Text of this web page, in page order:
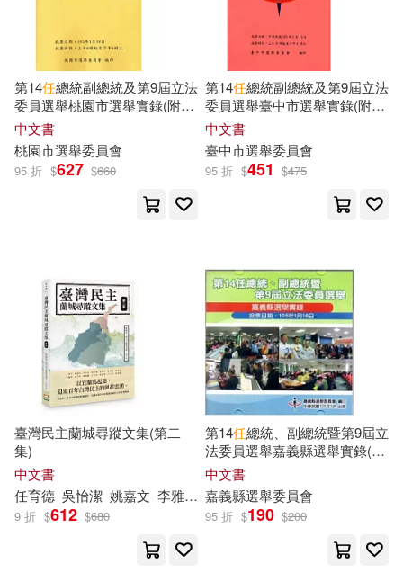
永山由貴(23) 理想·宅(23)
立金銀行培訓中心教材編寫組(23)
胡劭安(23) 陳銘磻(23)
「天路公考」專家團隊編(22)
キムラダイスケ(22)
中央銀行(22) 今 市子(22)
李建良(22)
芝村裕吏(22) musshu(21)
「天路公考」專家團隊(21)
江西美術出版社(163)
人民文學出版社(161)
臉譜(160) 三民輔考(156)
財團法人台灣金融研訓院(156)
河南美術出版社(154)
北京聯合出版公司(152)
Ingram(151)
中國地圖出版社(151)
第14任總統副總統及第9屆立法
委員選舉桃園市選舉實錄(附光
碟)
中文書
桃園市選舉委員會
95 折 $627 $660
第14任總統副總統及第9屆立法
委員選舉臺中市選舉實錄(附光
碟)
中文書
臺中市選舉委員會
95 折 $451 $475
臺灣民主蘭城尋蹤文集(第二
集)
中文書
任育德 吳怡潔 姚嘉文 李雅莉 杜欣穎 林恕暉 柯汎禧
9 折 $612 $680
第14任總統、副總統暨第9屆立
法委員選舉嘉義縣選舉實錄(光
碟)
中文書
嘉義縣選舉委員會
95 折 $190 $200